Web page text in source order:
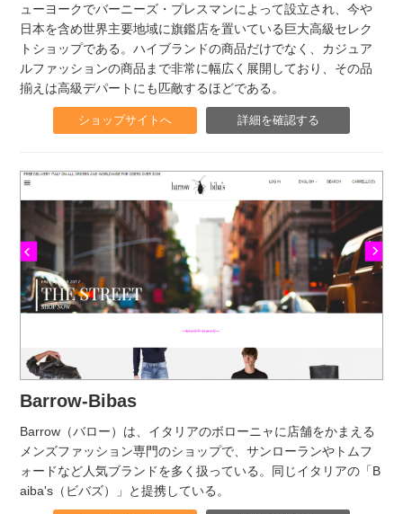
ューヨークでバーニーズ・プレスマンによって設立され、今や
日本を含め世界主要地域に旗鑑店を置いている巨大高級セレク
トショップである。ハイブランドの商品だけでなく、カジュア
ルファッションの商品まで非常に幅広く展開しており、その品
揃えは高級デパートにも匹敵するほどである。
ショップサイトへ 詳細を確認する
Barrow-Bibas
Barrow（バロー）は、イタリアのボローニャに店舗をかまえる
メンズファッション専門のショップで、サンローランやトムフ
ォードなど人気ブランドを多く扱っている。同じイタリアの「B
aiba's（ビバズ）」と提携している。